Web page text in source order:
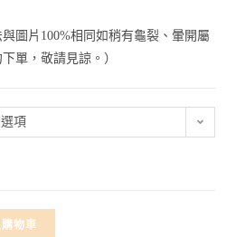
圖片100%相同如稍有龜裂、暈開屬
單，敬請見諒。）
項
物車